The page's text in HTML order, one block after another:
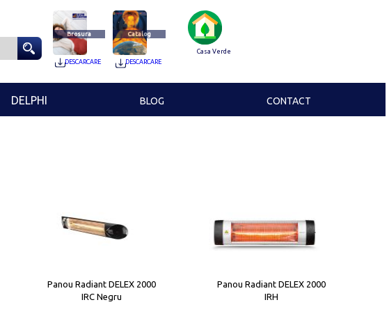
Brosura
DESCARCARE
Catalog
DESCARCARE
Casa Verde
DELPHI BLOG CONTACT
Panou Radiant DELEX 2000
IRC Negru
Panou Radiant DELEX 2000
IRH